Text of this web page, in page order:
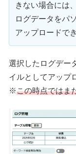
きない場合には、
ログデータをパ
アップロードで
選択したログデー
イルとしてアップ
※この時点ではま